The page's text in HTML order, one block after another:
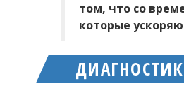
том, что со
которые